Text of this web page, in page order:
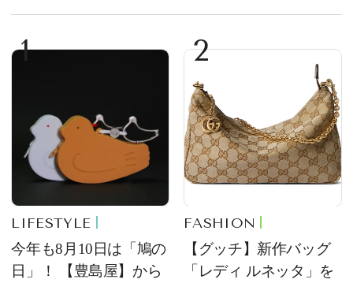
1
LIFESTYLE
今年も8月10日は「鳩の
日」！ 【豊島屋】から
2
FASHION
【グッチ】新作バッグ
「レディ ルネッタ」を